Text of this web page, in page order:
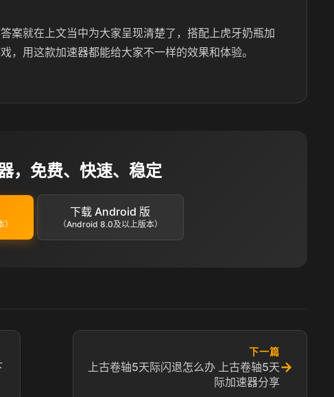
案就在上文当中为大家呈现清楚了，搭配上虎牙奶瓶加
，用这款加速器都能给大家不一样的效果和体验。
，免费、快速、稳定
下载 Android 版
（Android 8.0及以上版本）
下一篇
上古卷轴5天际闪退怎么办 上古卷轴5天
际加速器分享
→